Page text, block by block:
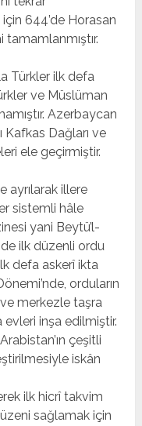
644’de Horasan
tamamlanmıştır.
Türkler ilk defa
ve Müslüman
Azerbaycan
Kafkas Dağları ve
ele geçirmiştir.
ayrılarak illere
sistemli hâle
yani Beytü’l-
ilk düzenli ordu
defa askerî ikta
orduların
merkezle taşra
inşa edilmiştir.
çeşitli
iskân
ilk hicrî takvim
sağlamak için